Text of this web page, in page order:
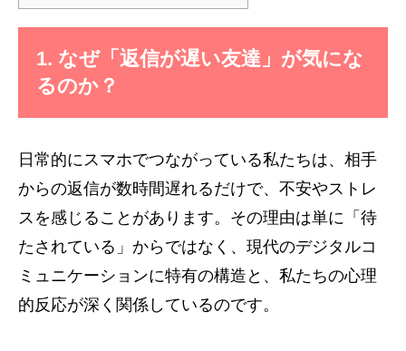
1. なぜ「返信が遅い友達」が気にな
るのか？
日常的にスマホでつながっている私たちは、相手
からの返信が数時間遅れるだけで、不安やストレ
スを感じることがあります。その理由は単に「待
たされている」からではなく、現代のデジタルコ
ミュニケーションに特有の構造と、私たちの心理
的反応が深く関係しているのです。